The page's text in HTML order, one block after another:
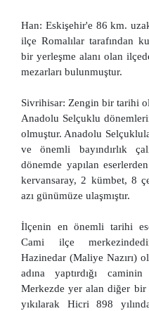
Han: Eskişehir'e 86 km.
ilçe Romalılar tarafından
bir yerleşme alanı olan
mezarları bulunmuştur.
Sivrihisar: Zengin bir tarihi
Anadolu Selçuklu
olmuştur. Anadolu
ve önemli bayındırlık
dönemde yapılan
kervansaray, 2 kümbet, 8
azı günümüze ulaşmıştır.
İlçenin en önemli tarihi
Cami ilçe
Hazinedar (Maliye Nazırı)
adına yaptırdığı
Merkezde yer alan diğer
yıkılarak Hicri 898